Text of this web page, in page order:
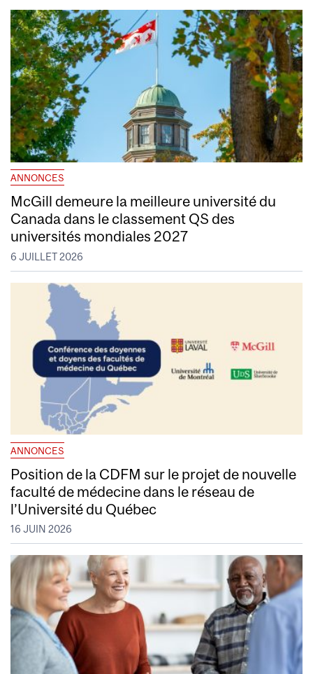
ANNONCES
McGill demeure la meilleure université du
Canada dans le classement QS des
universités mondiales 2027
6 JUILLET 2026
ANNONCES
Position de la CDFM sur le projet de nouvelle
faculté de médecine dans le réseau de
l’Université du Québec
16 JUIN 2026